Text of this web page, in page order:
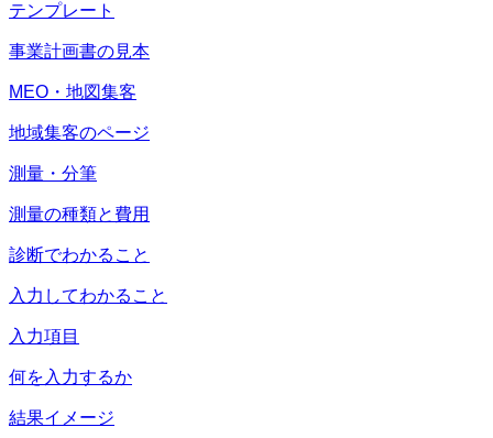
テンプレート
事業計画書の見本
MEO・地図集客
地域集客のページ
測量・分筆
測量の種類と費用
診断でわかること
入力してわかること
入力項目
何を入力するか
結果イメージ